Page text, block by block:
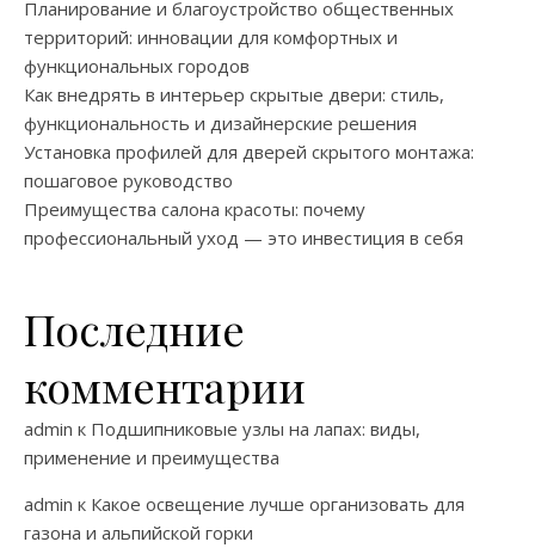
Планирование и благоустройство общественных
территорий: инновации для комфортных и
функциональных городов
Как внедрять в интерьер скрытые двери: стиль,
функциональность и дизайнерские решения
Установка профилей для дверей скрытого монтажа:
пошаговое руководство
Преимущества салона красоты: почему
профессиональный уход — это инвестиция в себя
Последние
комментарии
admin к Подшипниковые узлы на лапах: виды,
применение и преимущества
admin к Какое освещение лучше организовать для
газона и альпийской горки